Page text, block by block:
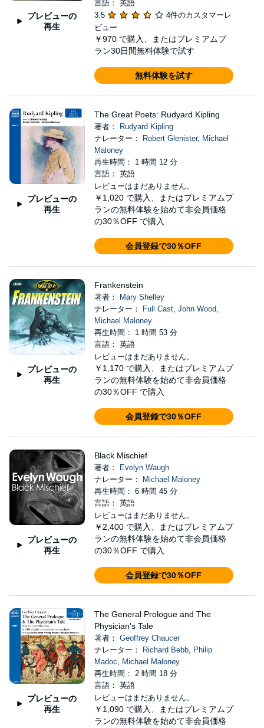
プレビューの
再生
言語： 英語
3.5
4件のカスタマーレ
ビュー
￥970 で購入、またはプレミアムプ
ラン30日間無料体験で試す
無料体験を試す
プレビューの
再生
The Great Poets: Rudyard Kipling
著者：
Rudyard Kipling
ナレーター：
Robert Glenister, Michael
Maloney
再生時間： 1 時間 12 分
言語： 英語
レビューはまだありません。
￥1,020 で購入、またはプレミアムプ
ランの無料体験を始めて非会員価格
の30％OFF で購入
会員登録で30％OFF
プレビューの
再生
Frankenstein
著者：
Mary Shelley
ナレーター：
Full Cast, John Wood,
Michael Maloney
再生時間： 1 時間 53 分
言語： 英語
レビューはまだありません。
￥1,170 で購入、またはプレミアムプ
ランの無料体験を始めて非会員価格
の30％OFF で購入
会員登録で30％OFF
プレビューの
再生
Black Mischief
著者：
Evelyn Waugh
ナレーター：
Michael Maloney
再生時間： 6 時間 45 分
言語： 英語
レビューはまだありません。
￥2,400 で購入、またはプレミアムプ
ランの無料体験を始めて非会員価格
の30％OFF で購入
会員登録で30％OFF
プレビューの
再生
The General Prologue and The
Physician's Tale
著者： Geoffrey Chaucer
ナレーター：
Richard Bebb, Philip
Madoc, Michael Maloney
再生時間： 2 時間 18 分
言語： 英語
レビューはまだありません。
￥1,090 で購入、またはプレミアムプ
ランの無料体験を始めて非会員価格